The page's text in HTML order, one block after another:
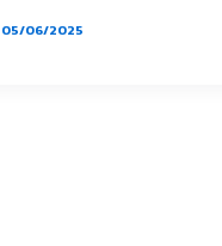
05/06/2025